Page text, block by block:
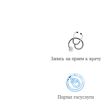
Запись на прием к врачу
Портал госуслуги